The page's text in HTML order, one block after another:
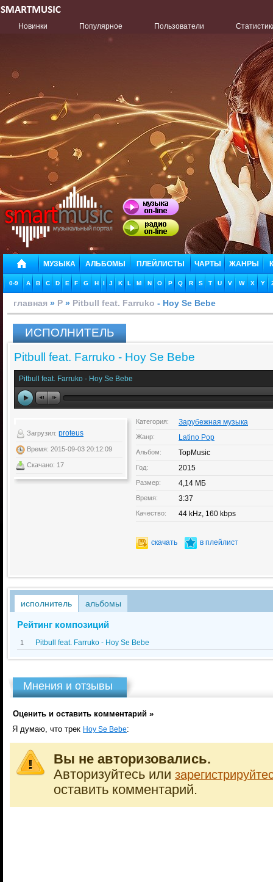
Новинки Популярное Пользователи
МУЗЫКА АЛЬБОМЫ ПЛЕЙЛИСТЫ ЧАРТЫ ЖАНРЫ
0-9 A B C D E F G H I J K L M N O P Q R S T U V W X Y
главная » P » Pitbull feat. Farruko - Hoy Se Bebe
ИСПОЛНИТЕЛЬ
Pitbull feat. Farruko - Hoy Se Bebe
Pitbull feat. Farruko - Hoy Se Bebe
Загрузил: proteus
Время: 2015-09-03 20:12:09
Скачано: 17
Категория: Зарубежная музыка
Жанр: Latino Pop
Альбом: TopMusic
Год: 2015
Размер: 4,14 МБ
Время: 3:37
Качество: 44 kHz, 160 kbps
скачать в плейлист
исполнитель альбомы
Рейтинг композиций
1 Pitbull feat. Farruko - Hoy Se Bebe
Мнения и отзывы
Оценить и оставить комментарий »
Я думаю, что трек Hoy Se Bebe:
Вы не авторизовались.
Авторизуйтесь или
оставить комментарий.